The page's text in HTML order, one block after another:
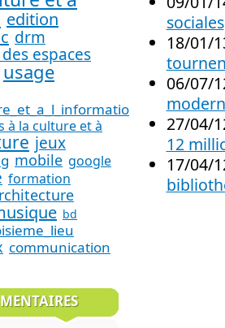
sociales
18/01/
06/07/
27/04/
12
17/04/
edition
drm
espaces
usage
à la culture et à
jeux
mobile google
formation
bd
communication